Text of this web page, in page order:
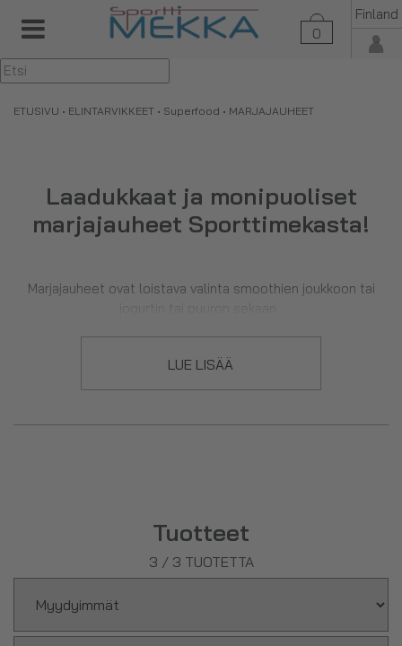
0
Finland
▼
ETUSIVU • ELINTARVIKKEET • Superfood • MARJAJAUHEET
Laadukkaat ja monipuoliset
marjajauheet Sporttimekasta!
Marjajauheet ovat loistava valinta smoothien joukkoon tai
LUE LISÄÄ
Tuotteet
3 / 3 TUOTETTA